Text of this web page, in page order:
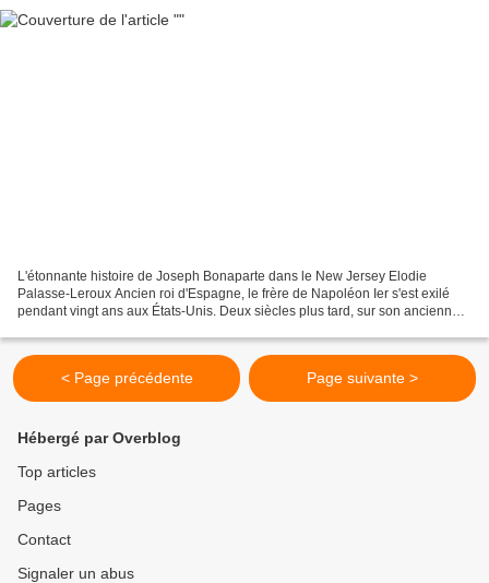
L'étonnante histoire de Joseph Bonaparte dans le New Jersey Elodie
Palasse-Leroux Ancien roi d'Espagne, le frère de Napoléon Ier s'est exilé
pendant vingt ans aux États-Unis. Deux siècles plus tard, sur son ancienne
< Page précédente Page suivante >
Hébergé par Overblog
Top articles
Pages
Contact
Signaler un abus